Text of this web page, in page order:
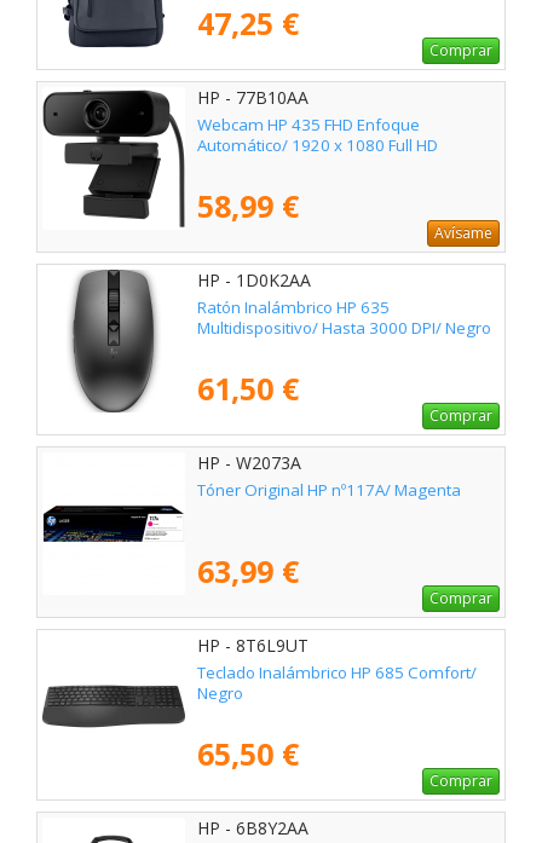
47,25 €
Comprar
HP - 77B10AA
Webcam HP 435 FHD Enfoque
Automático/ 1920 x 1080 Full HD
58,99 €
Avísame
HP - 1D0K2AA
Ratón Inalámbrico HP 635
Multidispositivo/ Hasta 3000 DPI/ Negro
61,50 €
Comprar
HP - W2073A
Tóner Original HP nº117A/ Magenta
63,99 €
Comprar
HP - 8T6L9UT
Teclado Inalámbrico HP 685 Comfort/
Negro
65,50 €
Comprar
HP - 6B8Y2AA